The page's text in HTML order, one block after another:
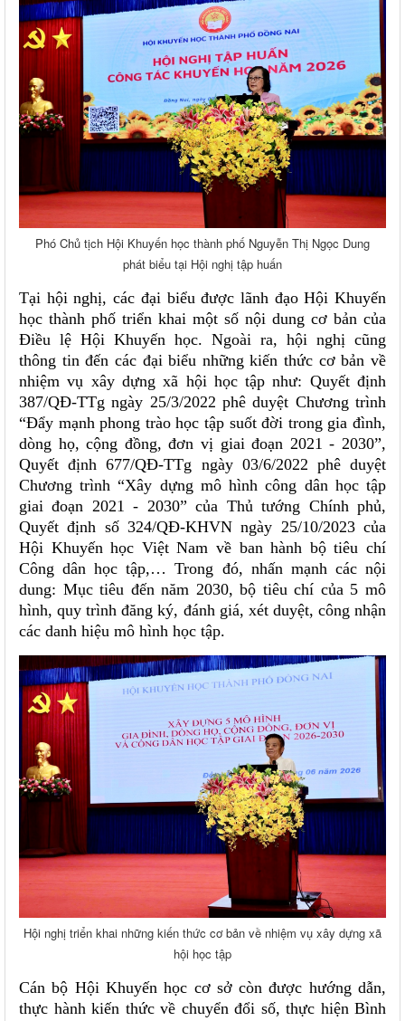
Phó Chủ tịch Hội Khuyến học thành phố Nguyễn Thị Ngọc Dung
phát biểu tại Hội nghị tập huấn
Tại hội nghị, các đại biểu được lãnh đạo Hội Khuyến
học thành phố triển khai một số nội dung cơ bản của
Điều lệ Hội Khuyến học. Ngoài ra, hội nghị cũng
thông tin đến các đại biểu những kiến thức cơ bản về
nhiệm vụ xây dựng xã hội học tập như: Quyết định
387/QĐ-TTg ngày 25/3/2022 phê duyệt Chương trình
“Đẩy mạnh phong trào học tập suốt đời trong gia đình,
dòng họ, cộng đồng, đơn vị giai đoạn 2021 - 2030”,
Quyết định 677/QĐ-TTg ngày 03/6/2022 phê duyệt
Chương trình “Xây dựng mô hình công dân học tập
giai đoạn 2021 - 2030” của Thủ tướng Chính phủ,
Quyết định số 324/QĐ-KHVN ngày 25/10/2023 của
Hội Khuyến học Việt Nam về ban hành bộ tiêu chí
Công dân học tập,… Trong đó, nhấn mạnh các nội
dung: Mục tiêu đến năm 2030, bộ tiêu chí của 5 mô
hình, quy trình đăng ký, đánh giá, xét duyệt, công nhận
các danh hiệu mô hình học tập.
Hội nghị triển khai những kiến thức cơ bản về nhiệm vụ xây dựng xã
hội học tập
Cán bộ Hội Khuyến học cơ sở còn được hướng dẫn,
thực hành kiến thức về chuyển đổi số, thực hiện Bình